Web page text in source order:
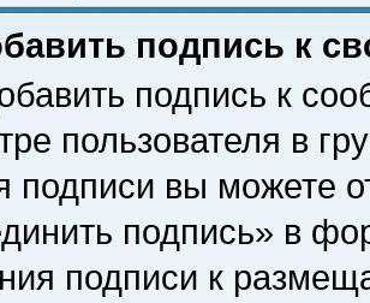
подпись к
подпись к
пользователя в
подписи вы можете
подпись» в
подписи к